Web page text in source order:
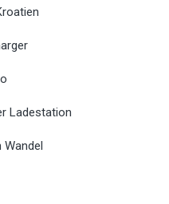
Ladestation